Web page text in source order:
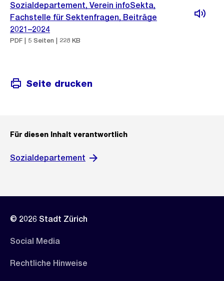
Sozialdepartement, Verein infoSekta,
Fachstelle für Sektenfragen, Beiträge
2021–2024
PDF | 5 Seiten | 228 KB
Seite drucken
Für diesen Inhalt verantwortlich
Sozialdepartement
© 2026 Stadt Zürich
Social Media
Rechtliche Hinweise